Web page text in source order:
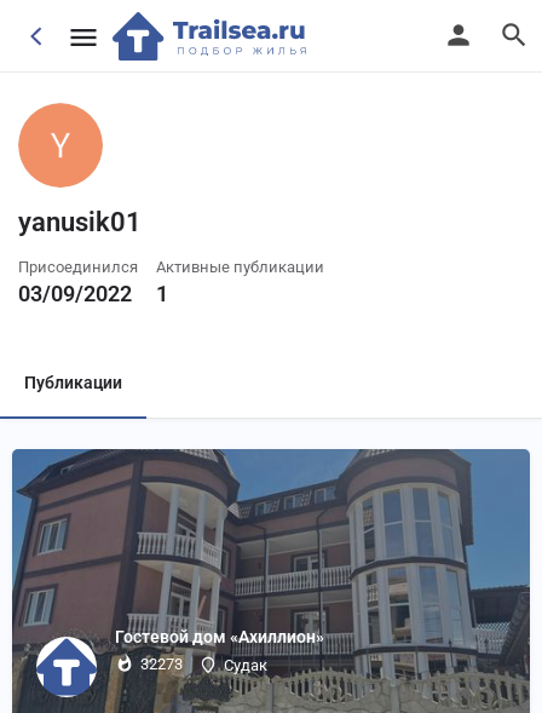
yanusik01
Присоединился
03/09/2022
Активные публикации
1
Публикации
Гостевой дом «Ахиллион»
32273 Судак